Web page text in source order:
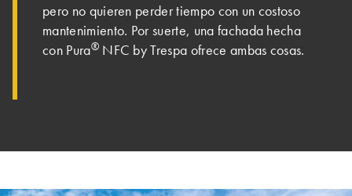
pero no quieren perder tiempo con un costoso
mantenimiento. Por suerte, una fachada hecha
con Pura®NFC by Trespa ofrece ambas cosas.